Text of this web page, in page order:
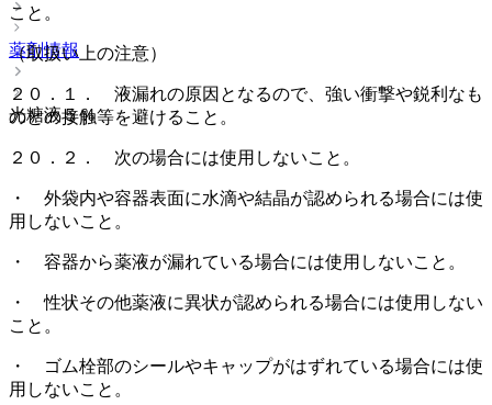
薬剤情報
光糖液５％
こと。
（取扱い上の注意）
２０．１． 液漏れの原因となるので、強い衝撃や鋭利なも
のとの接触等を避けること。
２０．２． 次の場合には使用しないこと。
・ 外袋内や容器表面に水滴や結晶が認められる場合には使
用しないこと。
・ 容器から薬液が漏れている場合には使用しないこと。
・ 性状その他薬液に異状が認められる場合には使用しない
こと。
・ ゴム栓部のシールやキャップがはずれている場合には使
用しないこと。